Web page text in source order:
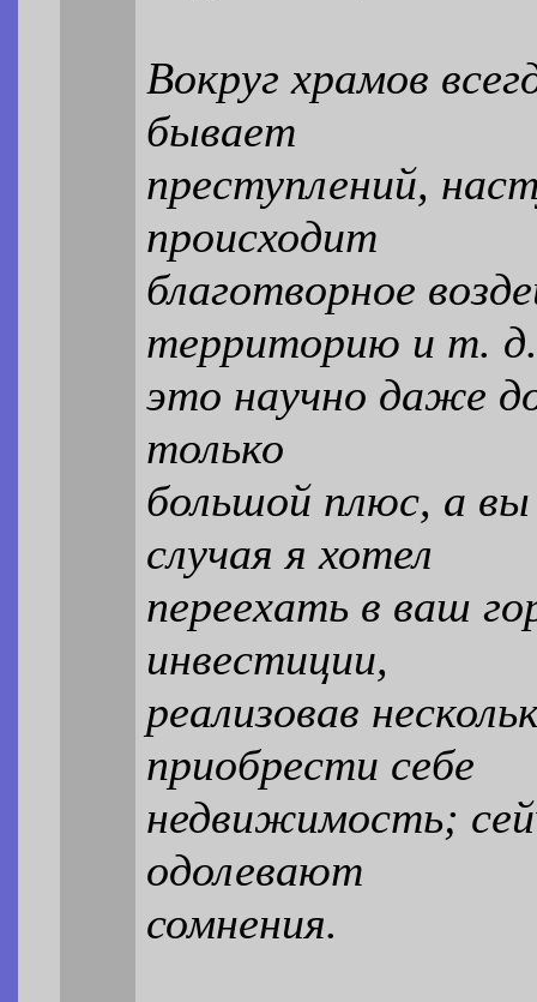
Вокруг храмов
бывает
преступлений,
происходит
благотворное
территорию и т.
это научно даже
только
большой плюс, а
случая я хотел
переехать в ваш
инвестиции,
реализовав
приобрести себе
недвижимость;
одолевают
сомнения.